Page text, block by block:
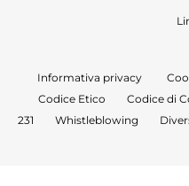
Informativa privacy
Codice Etico
Codice di
231
Whistleblowing